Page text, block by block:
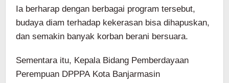
Ia berharap dengan berbagai program tersebut,
budaya diam terhadap kekerasan bisa dihapuskan,
dan semakin banyak korban berani bersuara.
Sementara itu, Kepala Bidang Pemberdayaan
Perempuan DPPPA Kota Banjarmasin